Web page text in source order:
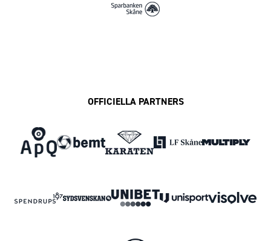
OFFICIELLA PARTNERS